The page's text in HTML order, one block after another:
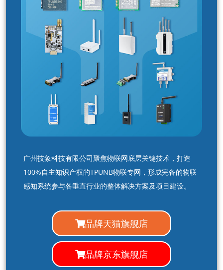
广州技象科技有限公司聚焦物联网底层关键技术，打造
100%自主知识产权的TPUNB物联专网，形成完备的物联
感知系统参与各垂直行业的整体解决方案及项目建设。
品牌天猫旗舰店
品牌京东旗舰店